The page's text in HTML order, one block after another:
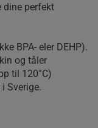
dine perfekt
BPA- eler DEHP).
og tåler
til 120°C)
Sverige.